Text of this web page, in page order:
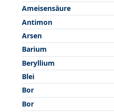
Ameisensäure
Antimon
Arsen
Barium
Beryllium
Blei
Bor
Bor